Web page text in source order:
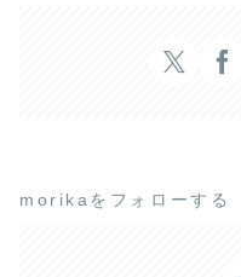
morikaをフォローする